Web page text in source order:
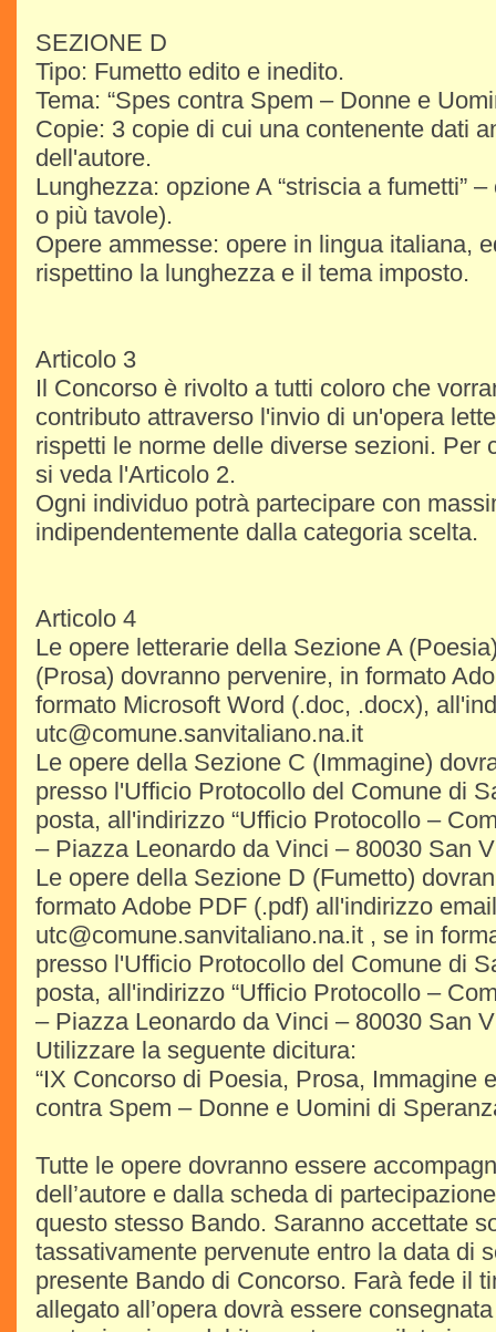
SEZIONE D
Tipo: Fumetto edito e inedito.
Tema: “Spes contra Spem – Donne e
Copie: 3 copie di cui una contenente dati
dell'autore.
Lunghezza: opzione A “striscia a fumetti” –
o più tavole).
Opere ammesse: opere in lingua italiana,
rispettino la lunghezza e il tema imposto.
Articolo 3
Il Concorso è rivolto a tutti coloro che
contributo attraverso l'invio di un'opera
rispetti le norme delle diverse sezioni. Per
si veda l'Articolo 2.
Ogni individuo potrà partecipare con
indipendentemente dalla categoria scelta.
Articolo 4
Le opere letterarie della Sezione A
(Prosa) dovranno pervenire, in formato
formato Microsoft Word (.doc, .docx),
utc@comune.sanvitaliano.na.it
Le opere della Sezione C (Immagine)
presso l'Ufficio Protocollo del Comune di
posta, all'indirizzo “Ufficio Protocollo –
– Piazza Leonardo da Vinci – 80030 San
Le opere della Sezione D (Fumetto)
formato Adobe PDF (.pdf) all'indirizzo email
utc@comune.sanvitaliano.na.it , se in
presso l'Ufficio Protocollo del Comune di
posta, all'indirizzo “Ufficio Protocollo –
– Piazza Leonardo da Vinci – 80030 San
Utilizzare la seguente dicitura:
“IX Concorso di Poesia, Prosa, Immagine
contra Spem – Donne e Uomini di
Tutte le opere dovranno essere
dell’autore e dalla scheda di
questo stesso Bando. Saranno accettate
tassativamente pervenute entro la data di
presente Bando di Concorso. Farà fede il
allegato all’opera dovrà essere